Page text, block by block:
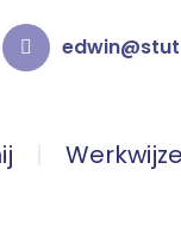
Werkwijze